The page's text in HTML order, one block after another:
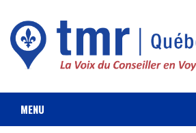
MENU